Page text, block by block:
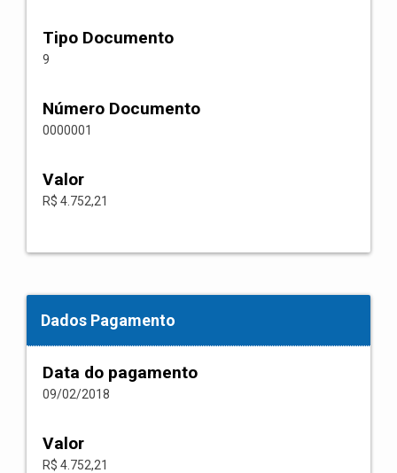
Tipo Documento
9
Número Documento
0000001
Valor
R$ 4.752,21
Dados Pagamento
Data do pagamento
09/02/2018
Valor
R$ 4.752,21